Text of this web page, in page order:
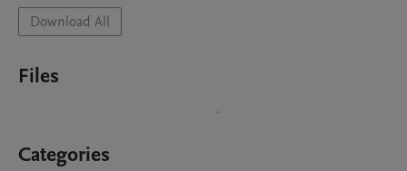
Download All
Files
Categories